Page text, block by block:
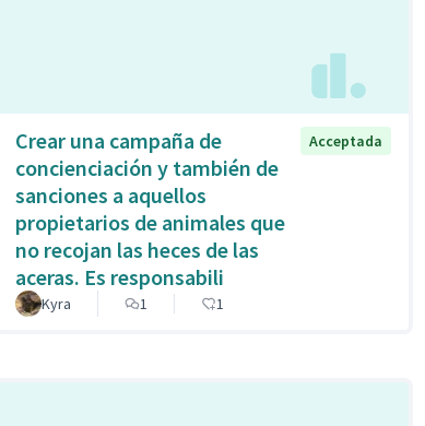
Crear una campaña de
concienciación y también de
sanciones a aquellos
propietarios de animales que
no recojan las heces de las
aceras. Es responsabili
Acceptada
Kyra 1 1